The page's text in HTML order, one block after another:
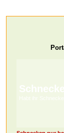
Habt ihr